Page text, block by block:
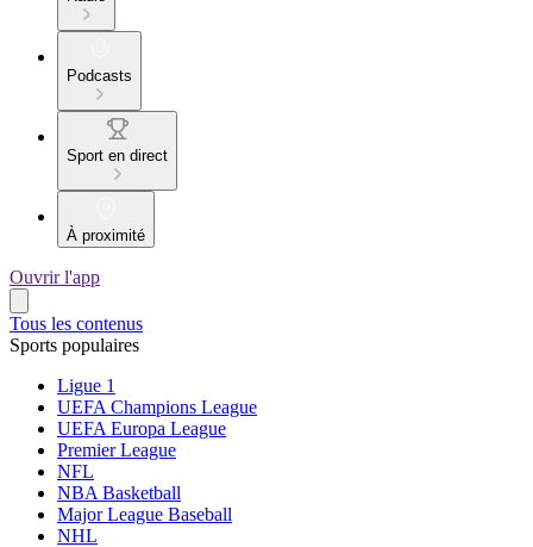
Podcasts
Sport en direct
À proximité
Ouvrir l'app
Tous les contenus
Sports populaires
Ligue 1
UEFA Champions League
UEFA Europa League
Premier League
NFL
NBA Basketball
Major League Baseball
NHL